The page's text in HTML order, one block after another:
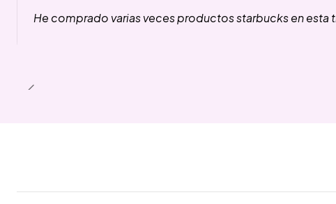
He comprado varias veces productos starbucks en